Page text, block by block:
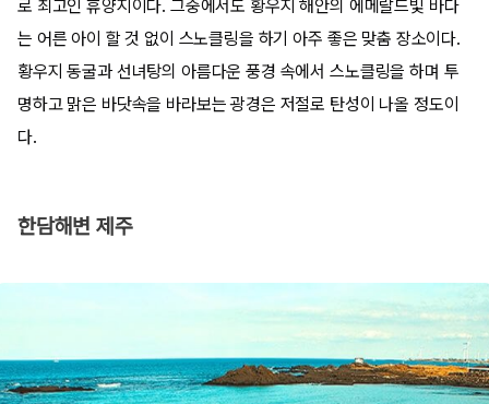
로 최고인 휴양지이다. 그중에서도 황우지 해안의 에메랄드빛 바다
는 어른 아이 할 것 없이 스노클링을 하기 아주 좋은 맞춤 장소이다.
황우지 동굴과 선녀탕의 아름다운 풍경 속에서 스노클링을 하며 투
명하고 맑은 바닷속을 바라보는 광경은 저절로 탄성이 나올 정도이
다.
한담해변 제주